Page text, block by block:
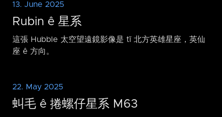
13. June 2025
Rubin ê 星系
這張 Hubble 太空望遠鏡影像是 tī 北方英雄星座，英仙
座 ê 方向。
22. May 2025
虯毛 ê 捲螺仔星系 M63